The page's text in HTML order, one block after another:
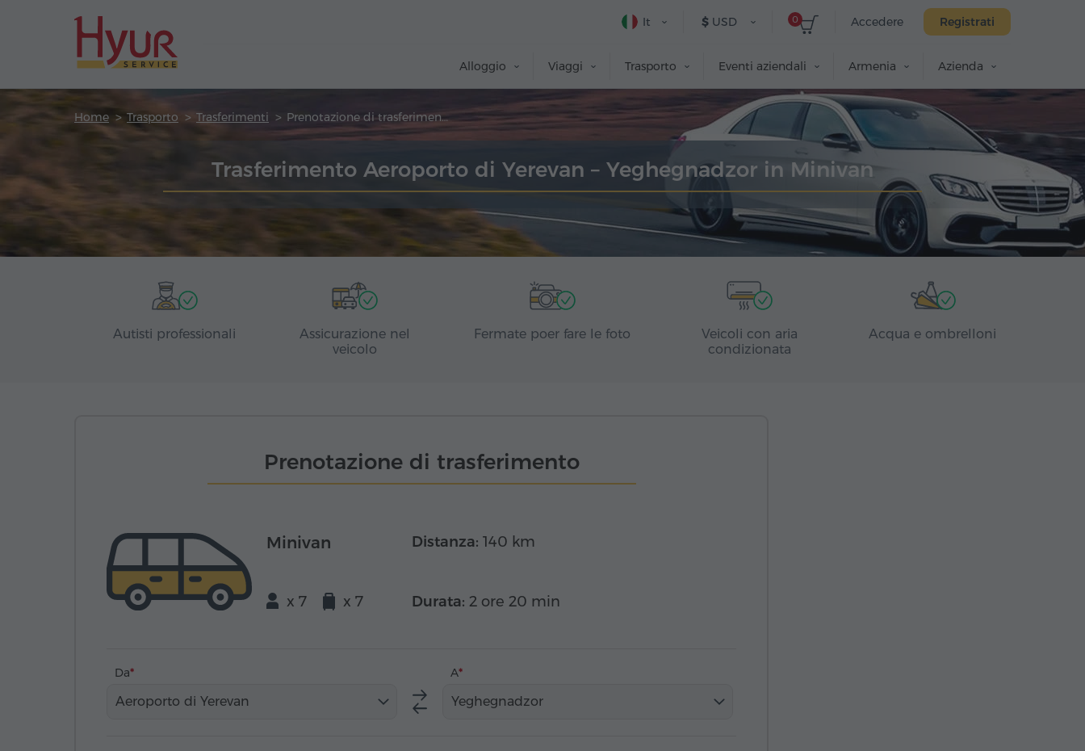
Accedere Registrati
0
$ USD
It
Alloggio Viaggi Trasporto Eventi aziendali Armenia Azienda
Home Trasporto Trasferimenti Prenotazione di trasferimento
Trasferimento Aeroporto di Yerevan – Yeghegnadzor in Minivan
Autisti professionali
Assicurazione nel
veicolo
Fermate poer fare le foto
Veicoli con aria
condizionata
Acqua e ombrelloni
Prenotazione di trasferimento
Minivan
x 7 x 7
Distanza: 140 km
Durata: 2 ore 20 min
Da
Aeroporto di Yerevan
A
Yeghegnadzor